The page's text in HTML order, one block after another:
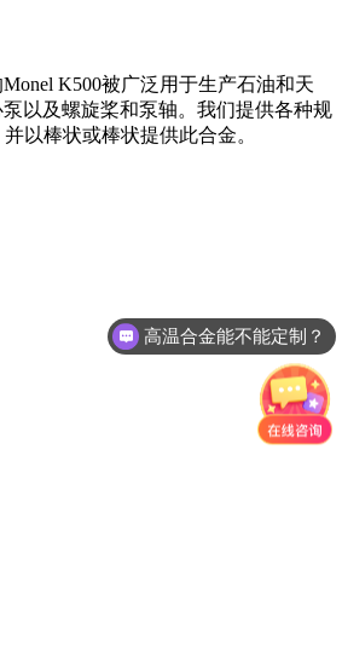
K500被广泛用于生产石油和天
以及螺旋桨和泵轴。我们提供各种规
以棒状或棒状提供此合金。
高温合金能不能定制？